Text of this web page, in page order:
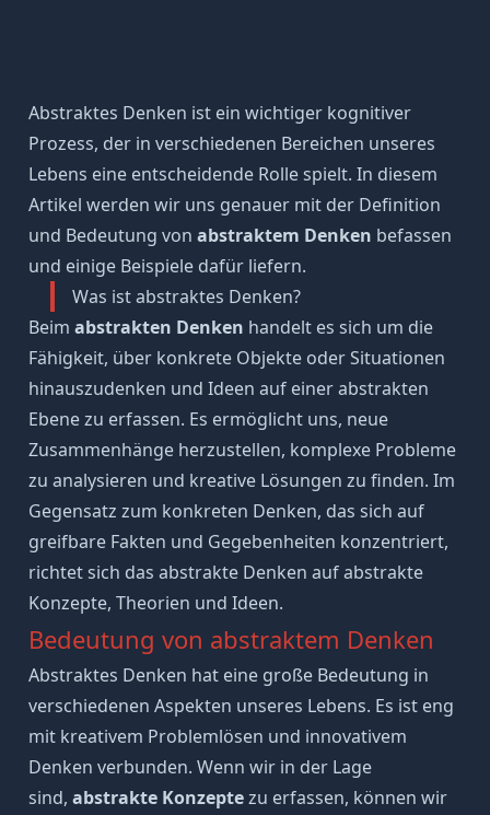
Abstraktes Denken ist ein wichtiger kognitiver
Prozess, der in verschiedenen Bereichen unseres
Lebens eine entscheidende Rolle spielt. In diesem
Artikel werden wir uns genauer mit der Definition
und Bedeutung von abstraktem Denken befassen
und einige Beispiele dafür liefern.
Was ist abstraktes Denken?
Beim abstrakten Denken handelt es sich um die
Fähigkeit, über konkrete Objekte oder Situationen
hinauszudenken und Ideen auf einer abstrakten
Ebene zu erfassen. Es ermöglicht uns, neue
Zusammenhänge herzustellen, komplexe Probleme
zu analysieren und kreative Lösungen zu finden. Im
Gegensatz zum konkreten Denken, das sich auf
greifbare Fakten und Gegebenheiten konzentriert,
richtet sich das abstrakte Denken auf abstrakte
Konzepte, Theorien und Ideen.
Bedeutung von abstraktem Denken
Abstraktes Denken hat eine große Bedeutung in
verschiedenen Aspekten unseres Lebens. Es ist eng
mit kreativem Problemlösen und innovativem
Denken verbunden. Wenn wir in der Lage
sind, abstrakte Konzeptezu erfassen, können wir